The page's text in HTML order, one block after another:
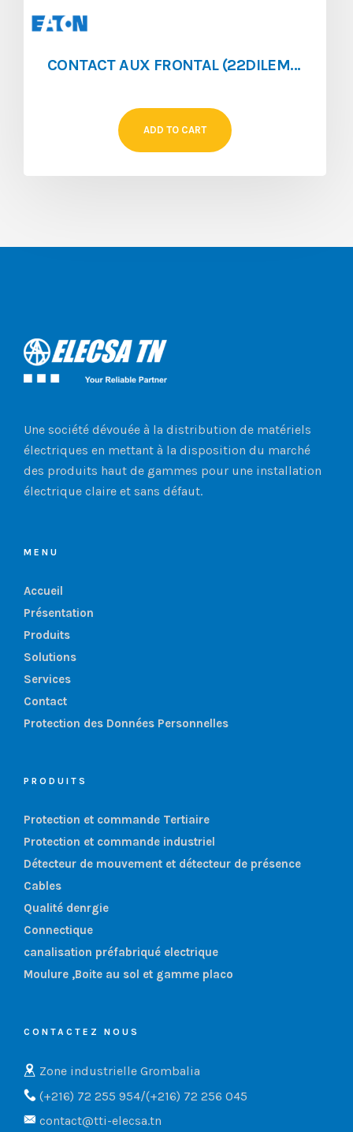
CONTACT AUX FRONTAL (22DILEM) 1NO/1NF POUR (DILEM)
ADD TO CART
Une société dévouée à la distribution de matériels
électriques en mettant à la disposition du marché
des produits haut de gammes pour une installation
électrique claire et sans défaut.
MENU
Accueil
Présentation
Produits
Solutions
Services
Contact
Protection des Données Personnelles
PRODUITS
Protection et commande Tertiaire
Protection et commande industriel
Détecteur de mouvement et détecteur de présence
Cables
Qualité denrgie
Connectique
canalisation préfabriqué electrique
Moulure ,Boite au sol et gamme placo
CONTACTEZ NOUS
Zone industrielle Grombalia
(+216) 72 255 954/(+216) 72 256 045
contact@tti-elecsa.tn